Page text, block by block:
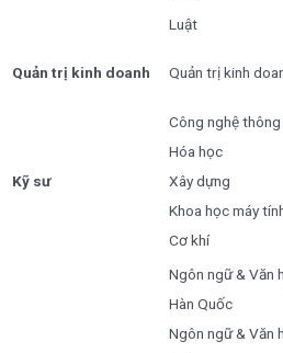
Luật
Quản trị kinh doanh Quản trị kinh
Kỹ sư
Công nghệ
Hóa học
Xây dựng
Khoa học máy
Cơ khí
Ngôn ngữ & Văn
Hàn Quốc
Ngôn ngữ & Văn